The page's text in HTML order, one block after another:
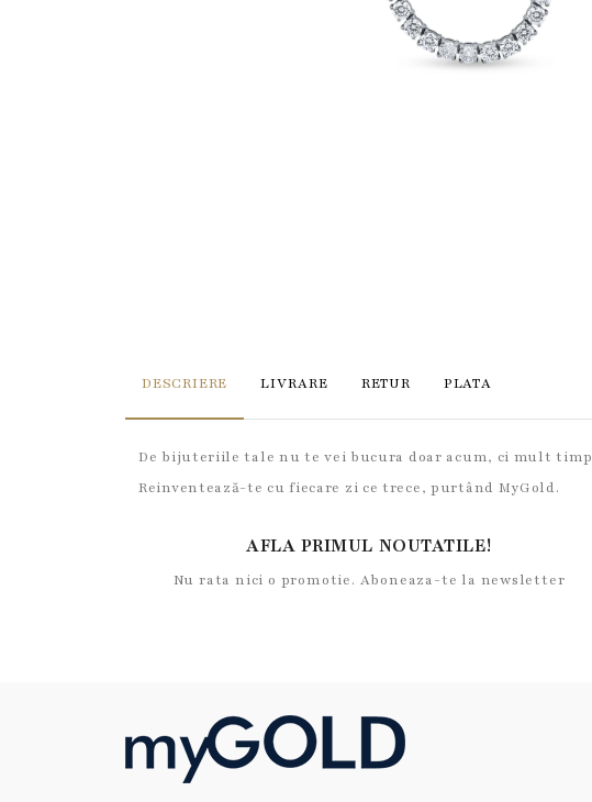
DESCRIERE LIVRARE RETUR PLATA
De bijuteriile tale nu te vei bucura doar acum, ci mult
Reinventează-te cu fiecare zi ce trece, purtând MyGold.
AFLA PRIMUL NOUTATILE!
Nu rata nici o promotie. Aboneaza-te la newsletter